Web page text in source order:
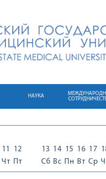
НАУКА
11
Чт
12
Пт
13
Сб
14
Вс
15
Пн
16
Вт
17
Ср